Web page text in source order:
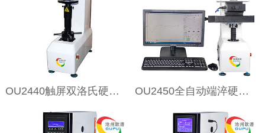
OU2440触屏双洛氏硬度计 OU2450全自动端淬硬度计